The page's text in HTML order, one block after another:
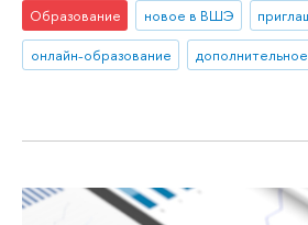
Образование новое в ВШЭ
онлайн-образование